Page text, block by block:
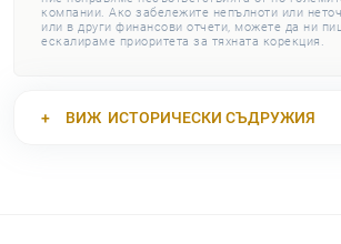
компании. Ако забележите непълноти или
или в други финансови отчети, можете да ни
ескалираме приоритета за тяхната корекция.
ВИЖ ИСТОРИЧЕСКИ СЪДРУЖИЯ